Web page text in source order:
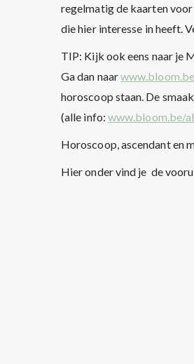
regelmatig de kaarten
die hier interesse in heeft.
TIP: Kijk ook eens naar je
Ga dan naar
horoscoop staan. De
(alle info: www.bloom.be/
Horoscoop, ascendant en
Hier onder vind je de